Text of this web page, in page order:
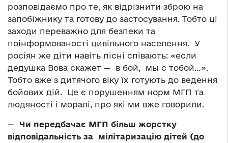
розповідаємо про те, як відрізнити зброю на
запобіжнику та готову до застосування. Тобто ці
заходи переважно для безпеки та
поінформованості цивільного населення. У
росіян же діти навіть пісні співають: «если
дедушка Вова скажет — в бой, мы с тобой…».
Тобто вже з дитячого віку їх готують до ведення
бойових дій. Це є порушенням норм МГП та
людяності і моралі, про які ми вже говорили.
— Чи передбачає МГП більш жорстку
відповідальність за мілітаризацію дітей (до